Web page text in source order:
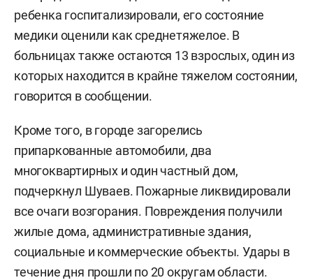
ребенка госпитализировали, его состояние
медики оценили как среднетяжелое. В
больницах также остаются 13 взрослых, один из
которых находится в крайне тяжелом состоянии,
говорится в сообщении.
Кроме того, в городе загорелись
припаркованные автомобили, два
многоквартирных и один частный дом,
подчеркнул Шуваев. Пожарные ликвидировали
все очаги возгорания. Повреждения получили
жилые дома, административные здания,
социальные и коммерческие объекты. Удары в
течение дня прошли по 20 округам области.